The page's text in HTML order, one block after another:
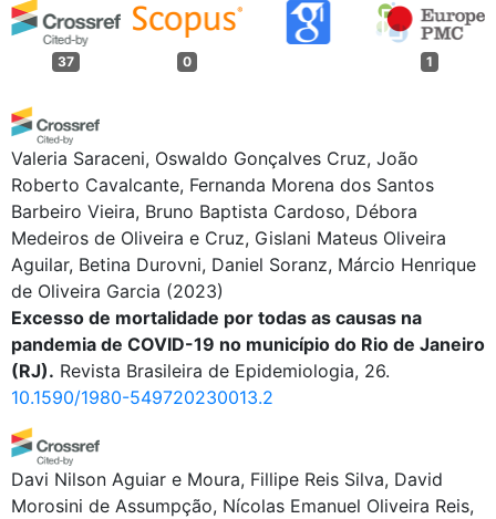
37 0 1
Valeria Saraceni, Oswaldo Gonçalves Cruz, João
Roberto Cavalcante, Fernanda Morena dos Santos
Barbeiro Vieira, Bruno Baptista Cardoso, Débora
Medeiros de Oliveira e Cruz, Gislani Mateus Oliveira
Aguilar, Betina Durovni, Daniel Soranz, Márcio Henrique
de Oliveira Garcia (2023)
Excesso de mortalidade por todas as causas na
pandemia de COVID-19 no município do Rio de Janeiro
(RJ). Revista Brasileira de Epidemiologia, 26.
10.1590/1980-549720230013.2
Davi Nilson Aguiar e Moura, Fillipe Reis Silva, David
Morosini de Assumpção, Nícolas Emanuel Oliveira Reis,